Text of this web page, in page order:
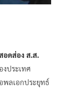
อดส่อง ส.ส.
ประเทศ
พลเอกประยุทธ์